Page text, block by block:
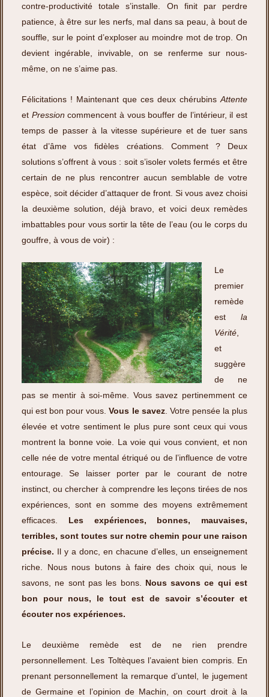
contre-productivité totale s’installe. On finit par perdre
patience, à être sur les nerfs, mal dans sa peau, à bout de
souffle, sur le point d’exploser au moindre mot de trop. On
devient ingérable, invivable, on se renferme sur nous-
même, on ne s’aime pas.
Félicitations ! Maintenant que ces deux chérubins Attente
et Pression commencent à vous bouffer de l’intérieur, il est
temps de passer à la vitesse supérieure et de tuer sans
état d’âme vos fidèles créations. Comment ? Deux
solutions s’offrent à vous : soit s’isoler volets fermés et être
certain de ne plus rencontrer aucun semblable de votre
espèce, soit décider d’attaquer de front. Si vous avez choisi
la deuxième solution, déjà bravo, et voici deux remèdes
imbattables pour vous sortir la tête de l’eau (ou le corps du
gouffre, à vous de voir) :
Le
premier
remède
est la
Vérité,
et
suggère
de ne
pas se mentir à soi-même. Vous savez pertinemment ce
qui est bon pour vous.Vous le savez. Votre pensée la plus
élevée et votre sentiment le plus pure sont ceux qui vous
montrent la bonne voie. La voie qui vous convient, et non
celle née de votre mental étriqué ou de l’influence de votre
entourage. Se laisser porter par le courant de notre
instinct, ou chercher à comprendre les leçons tirées de nos
expériences, sont en somme des moyens extrêmement
efficaces. Les expériences, bonnes, mauvaises,
terribles, sont toutes sur notre chemin pour une raison
précise. Il y a donc, en chacune d’elles, un enseignement
riche. Nous nous butons à faire des choix qui, nous le
savons, ne sont pas les bons. Nous savons ce qui est
bon pour nous, le tout est de savoir s’écouter et
écouter nos expériences.
Le deuxième remède est de ne rien prendre
personnellement . Les Toltèques l’avaient bien compris. En
prenant personnellement la remarque d’untel, le jugement
de Germaine et l’opinion de Machin, on court droit à la